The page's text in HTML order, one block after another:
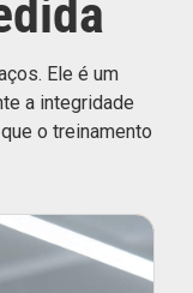
Ele é um
a integridade
o treinamento